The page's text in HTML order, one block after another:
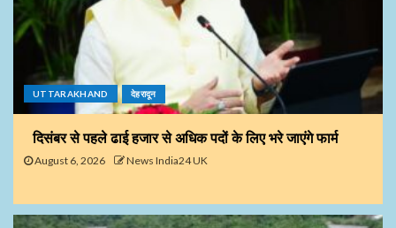
UTTARAKHAND देहरादून
दिसंबर से पहले ढाई हजार से अधिक पदों के लिए भरे जाएंगे फार्म
August 6, 2026 News India24 UK